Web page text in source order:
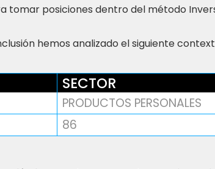
tomar posiciones dentro del método
hemos analizado el siguiente
SECTOR
PRODUCTOS PERSONALES
86